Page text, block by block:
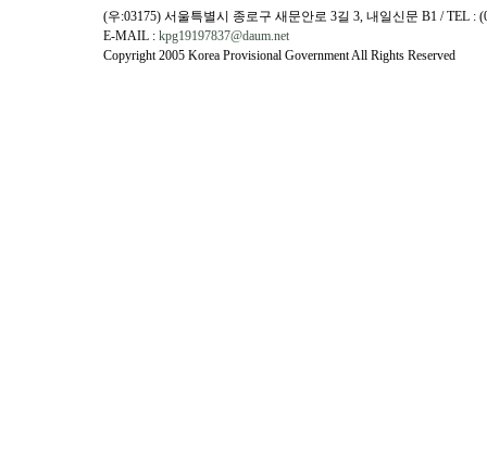
(우:03175) 서울특별시 종로구 새문안로 3길 3, 내일신문 B1 / TEL :
E-MAIL : kpg19197837@daum.net
Copyright 2005 Korea Provisional Government All Rights Reserved